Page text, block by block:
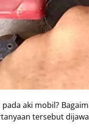
aki mobil?
tersebut